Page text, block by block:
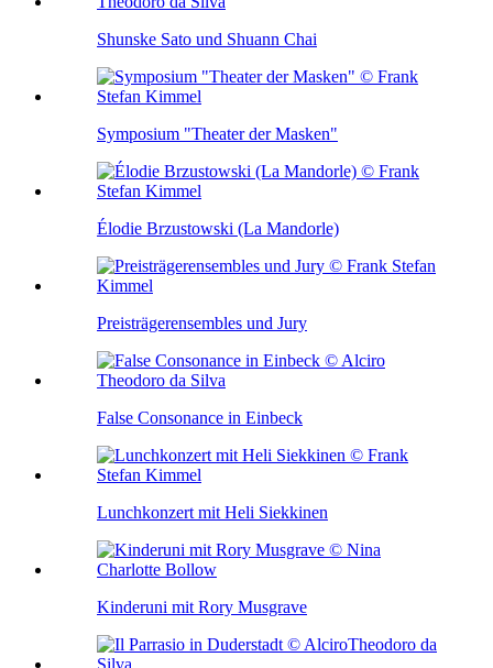
Shunske Sato und Shuann Chai
Symposium "Theater der Masken"
Élodie Brzustowski (La Mandorle)
Preisträgerensembles und Jury
False Consonance in Einbeck
Lunchkonzert mit Heli Siekkinen
Kinderuni mit Rory Musgrave